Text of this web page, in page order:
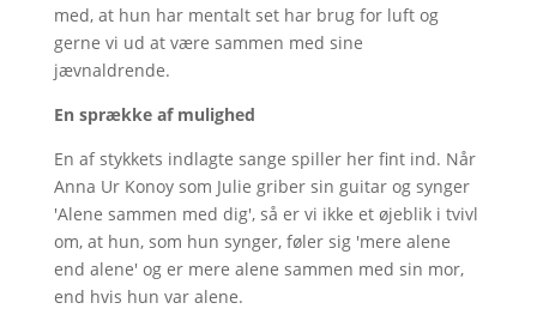
med, at hun har mentalt set har brug for luft og
gerne vi ud at være sammen med sine
jævnaldrende.
En sprække af mulighed
En af stykkets indlagte sange spiller her fint ind. Når
Anna Ur Konoy som Julie griber sin guitar og synger
'Alene sammen med dig', så er vi ikke et øjeblik i tvivl
om, at hun, som hun synger, føler sig 'mere alene
end alene' og er mere alene sammen med sin mor,
end hvis hun var alene.